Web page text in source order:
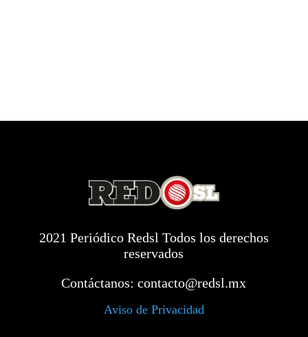
2021 Periódico Redsl Todos los derechos
reservados
Contáctanos:contacto@redsl.mx
Aviso de Privacidad